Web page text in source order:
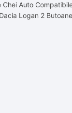
Chei Auto
Logan 2